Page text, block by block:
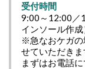
受付時間
9:00～12:00／
インソール作成
※急なおケガの
せていただきま
まずはお電話に